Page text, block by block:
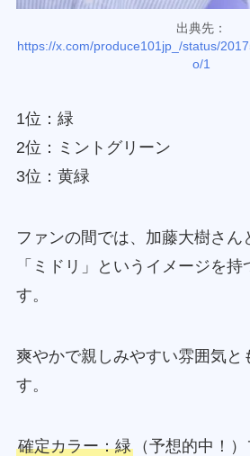
出典先：
https://x.com/produce101jp_/status/
o/1
1位：緑
2位：ミントグリーン
3位：黄緑
ファンの間では、加藤大樹さん
「ミドリ」というイメージを
す。
爽やかで親しみやすい雰囲気と
す。
確定カラー：緑（予想的中！